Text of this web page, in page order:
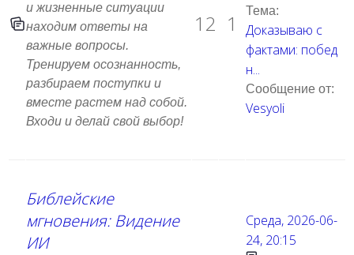
и жизненные ситуации
находим ответы на
важные вопросы.
Тренируем осознанность,
разбираем поступки и
вместе растем над собой.
Входи и делай свой выбор!
12 1 Тема:
Доказываю с
фактами: побед
н...
Сообщение от:
Vesyoli
Библейские
мгновения: Видение
ИИ
Среда, 2026-06-
24, 20:15